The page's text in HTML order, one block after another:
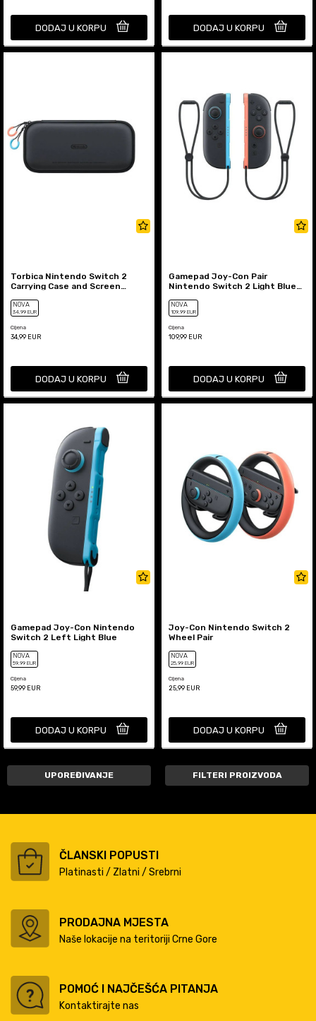
DODAJ U KORPU DODAJ U KORPU
Torbica Nintendo Switch 2
Carrying Case and Screen
NOVA
34,99 EUR
Cijena
34,99 EUR
DODAJ U KORPU
Gamepad Joy-Con Pair
Nintendo Switch 2 Light Blue
NOVA
109,99 EUR
Cijena
109,99 EUR
DODAJ U KORPU
Gamepad Joy-Con Nintendo
Switch 2 Left Light Blue
NOVA
59,99 EUR
Cijena
59,99 EUR
DODAJ U KORPU
Joy-Con Nintendo Switch 2
Wheel Pair
NOVA
25,99 EUR
Cijena
25,99 EUR
DODAJ U KORPU
UPOREĐIVANJE FILTERI PROIZVODA
ČLANSKI POPUSTI
Platinasti / Zlatni / Srebrni
PRODAJNA MJESTA
Naše lokacije na teritoriji Crne Gore
POMOĆ I NAJČEŠĆA PITANJA
Kontaktirajte nas